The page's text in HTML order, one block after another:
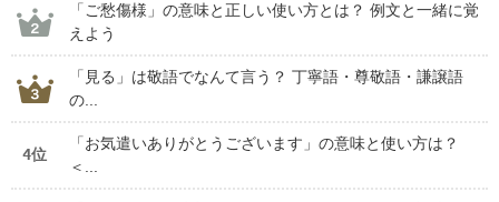
「ご愁傷様」の意味と正しい使い方とは？ 例文と一緒に覚
えよう
「見る」は敬語でなんて言う？ 丁寧語・尊敬語・謙譲語
の...
4位
「お気遣いありがとうございます」の意味と使い方は？
＜...